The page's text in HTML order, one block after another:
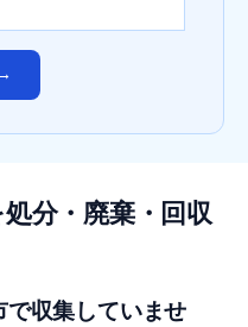
分・廃棄・回収
で収集していませ